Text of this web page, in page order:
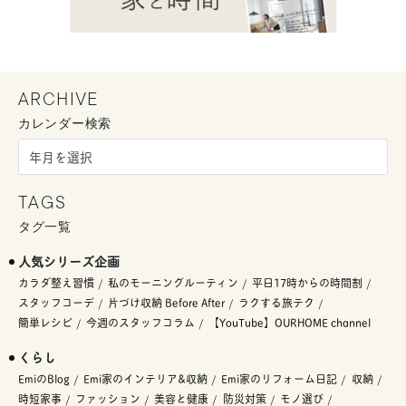
ARCHIVE
カレンダー検索
TAGS
タグ一覧
人気シリーズ企画
カラダ整え習慣 私のモーニングルーティン
平日17時からの時間割
スタッフコーデ
片づけ収納 Before After
ラクする旅テク
簡単レシピ
今週のスタッフコラム 【YouTube】OURHOME channel
くらし
EmiのBlog Emi家のインテリア&収納 Emi家のリフォーム日記
収納
時短家事
ファッション 美容と健康 防災対策 モノ選び